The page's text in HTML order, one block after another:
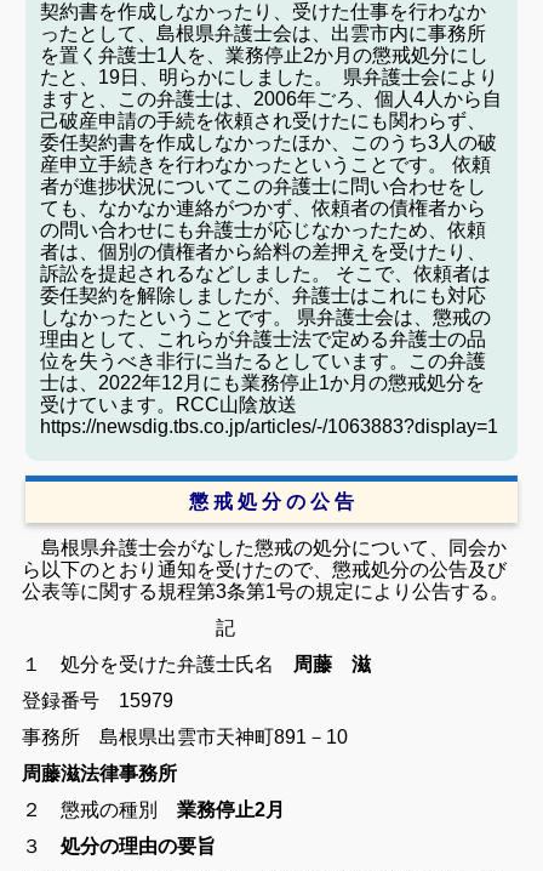
契約書を作成しなかったり、受けた仕事を行わなか
ったとして、島根県弁護士会は、出雲市内に事務所
を置く弁護士1人を、業務停止2か月の懲戒処分にし
たと、19日、明らかにしました。 県弁護士会により
ますと、この弁護士は、2006年ごろ、個人4人から自
己破産申請の手続を依頼され受けたにも関わらず、
委任契約書を作成しなかったほか、このうち3人の破
産申立手続きを行わなかったということです。 依頼
者が進捗状況についてこの弁護士に問い合わせをし
ても、なかなか連絡がつかず、依頼者の債権者から
の問い合わせにも弁護士が応じなかったため、依頼
者は、個別の債権者から給料の差押えを受けたり、
訴訟を提起されるなどしました。 そこで、依頼者は
委任契約を解除しましたが、弁護士はこれにも対応
しなかったということです。 県弁護士会は、懲戒の
理由として、これらが弁護士法で定める弁護士の品
位を失うべき非行に当たるとしています。この弁護
士は、2022年12月にも業務停止1か月の懲戒処分を
受けています。RCC山陰放送
https://newsdig.tbs.co.jp/articles/-/1063883?display=1
懲 戒 処 分 の 公 告
島根県弁護士会がなした懲戒の処分について、同会か
ら以下のとおり通知を受けたので、懲戒処分の公告及び
公表等に関する規程第3条第1号の規定により公告する。
記
１ 処分を受けた弁護士氏名
周藤 滋
登録番号 15979
事務所 島根県出雲市天神町891－10
周藤滋法律事務所
２ 懲戒の種別業務停止2月
３処分の理由の要旨